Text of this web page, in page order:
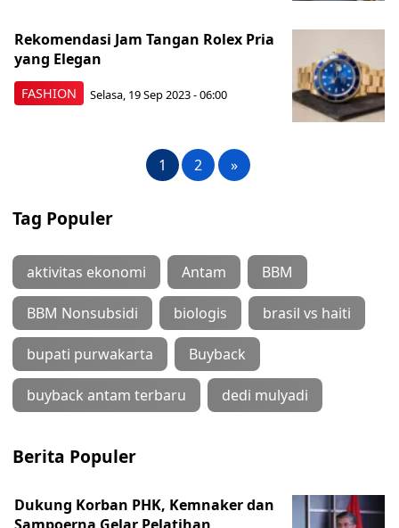
FASHION
Rekomendasi Jam Tangan Rolex Pria
yang Elegan
Selasa, 19 Sep 2023 - 06:00
1 2 »
Tag Populer
aktivitas ekonomi Antam BBM
BBM Nonsubsidi biologis brasil vs haiti
bupati purwakarta Buyback
buyback antam terbaru dedi mulyadi
Berita Populer
Dukung Korban PHK, Kemnaker dan